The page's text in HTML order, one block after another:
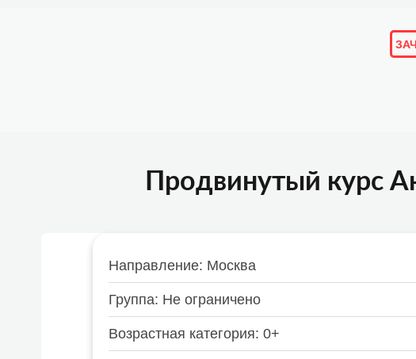
Продвинутый курс
Направление: Москва
Группа: Не ограничено
Возрастная категория: 0+